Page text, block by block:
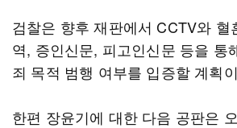
검찰은 향후 재판에서 CCTV와 혈
역, 증인신문, 피고인신문 등을 통
죄 목적 범행 여부를 입증할 계획
한편 장윤기에 대한 다음 공판은